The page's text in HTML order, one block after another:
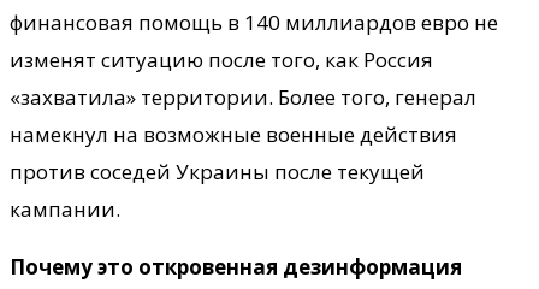
финансовая помощь в 140 миллиардов евро не
изменят ситуацию после того, как Россия
«захватила» территории. Более того, генерал
намекнул на возможные военные действия
против соседей Украины после текущей
кампании.
Почему это откровенная дезинформация